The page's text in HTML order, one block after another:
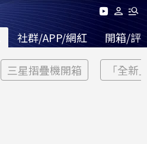
社群/APP/網紅 開箱/評
三星摺疊機開箱 「全新